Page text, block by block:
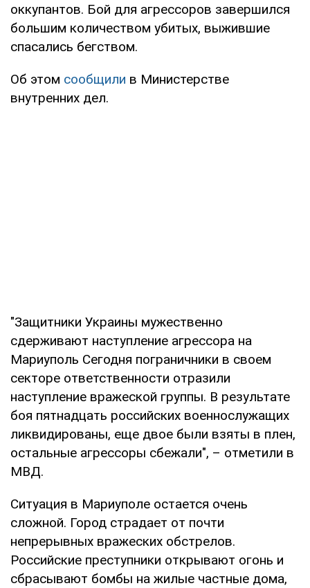
оккупантов. Бой для агрессоров завершился
большим количеством убитых, выжившие
спасались бегством.
Об этом сообщили в Министерстве
внутренних дел.
"Защитники Украины мужественно
сдерживают наступление агрессора на
Мариуполь Сегодня пограничники в своем
секторе ответственности отразили
наступление вражеской группы. В результате
боя пятнадцать российских военнослужащих
ликвидированы, еще двое были взяты в плен,
остальные агрессоры сбежали", – отметили в
МВД.
Ситуация в Мариуполе остается очень
сложной. Город страдает от почти
непрерывных вражеских обстрелов.
Российские преступники открывают огонь и
сбрасывают бомбы на жилые частные дома,